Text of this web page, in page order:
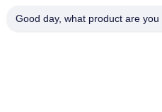
Good day, what product are